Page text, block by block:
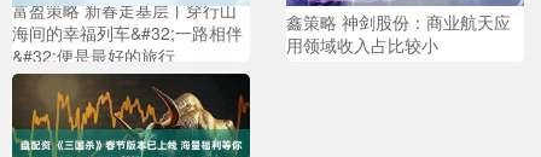
富盈策略 新春走基层丨穿行山
海间的幸福列车&#32;一路相伴
&#32;便是最好的旅行
鑫策略 神剑股份：商业航天应
用领域收入占比较小